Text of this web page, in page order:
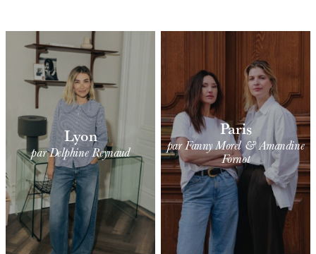
Lyon
par Delphine Reynaud
Paris
par Fanny Morel & Amandine
Fornot